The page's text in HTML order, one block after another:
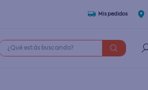
Mis pedidos
estás buscando?